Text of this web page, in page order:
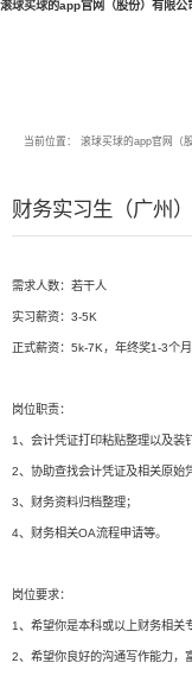
滚球买球的app官网（股份）有限公
当前位置： 滚球买球的app官网（
财务实习生（广州）
需求人数：若干人
实习薪资：3-5K
正式薪资：5k-7K，年终奖1-3个月
岗位职责：
1、会计凭证打印粘贴整理以及装
2、协助查找会计凭证及相关原始
3、财务资料归档整理；
4、财务相关OA流程申请等。
岗位要求：
1、希望你是本科或以上财务相关
2、希望你良好的沟通写作能力，